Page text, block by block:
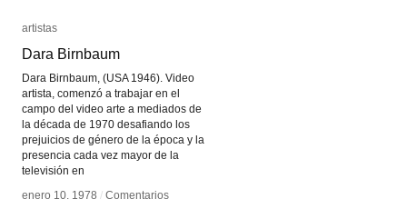
artistas
Dara Birnbaum
Dara Birnbaum, (USA 1946). Video
artista, comenzó a trabajar en el
campo del video arte a mediados de
la década de 1970 desafiando los
prejuicios de género de la época y la
presencia cada vez mayor de la
televisión en
enero 10, 1978 / Comentarios
artistas
Dara Birnbaum
enero 10, 1978 / Comentarios